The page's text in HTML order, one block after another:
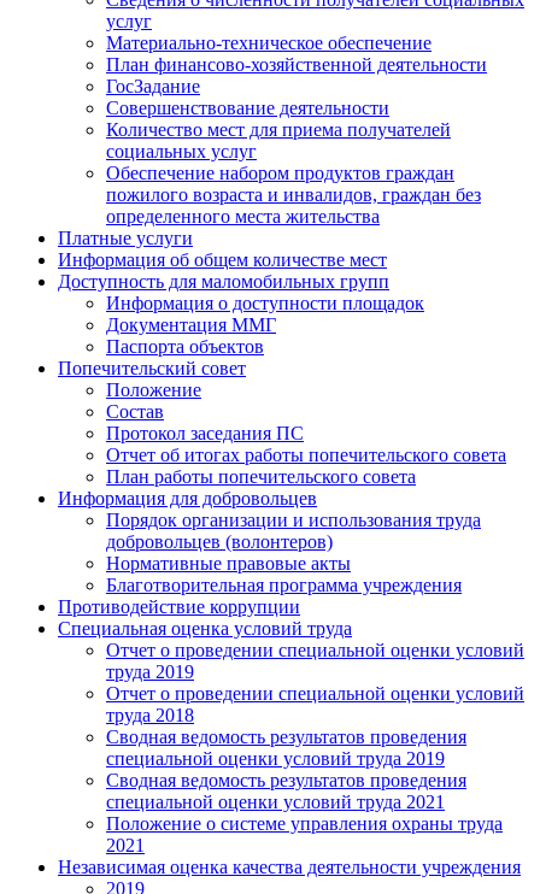
услуг
Материально-техническое обеспечение
План финансово-хозяйственной деятельности
ГосЗадание
Совершенствование деятельности
Количество мест для приема получателей
социальных услуг
Обеспечение набором продуктов граждан
пожилого возраста и инвалидов, граждан без
определенного места жительства
Платные услуги
Информация об общем количестве мест
Доступность для маломобильных групп
Информация о доступности площадок
Документация ММГ
Паспорта объектов
Попечительский совет
Положение
Состав
Протокол заседания ПС
Отчет об итогах работы попечительского совета
План работы попечительского совета
Информация для добровольцев
Порядок организации и использования труда
добровольцев (волонтеров)
Нормативные правовые акты
Благотворительная программа учреждения
Противодействие коррупции
Специальная оценка условий труда
Отчет о проведении специальной оценки условий
труда 2019
Отчет о проведении специальной оценки условий
труда 2018
Сводная ведомость результатов проведения
специальной оценки условий труда 2019
Сводная ведомость результатов проведения
специальной оценки условий труда 2021
Положение о системе управления охраны труда
2021
Независимая оценка качества деятельности учреждения
2019